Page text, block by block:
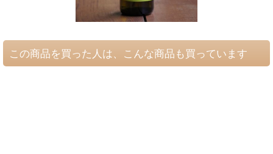
この商品を買った人は、こんな商品も買っています